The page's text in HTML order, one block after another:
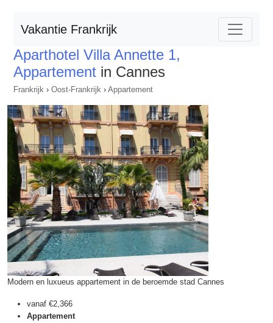
Vakantie Frankrijk
Aparthotel Villa Annette 1,
Appartement in Cannes
Frankrijk › Oost-Frankrijk › Appartement
Modern en luxueus appartement in de beroemde stad Cannes
vanaf €2,366
Appartement